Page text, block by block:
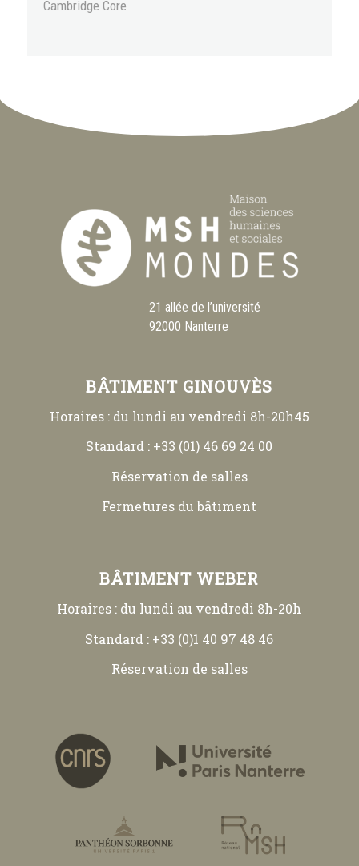
Cambridge Core
21 allée de l’université
92000 Nanterre
BÂTIMENT GINOUVÈS
Horaires : du lundi au vendredi 8h-20h45
Standard : +33 (01) 46 69 24 00
Réservation de salles
Fermetures du bâtiment
BÂTIMENT WEBER
Horaires : du lundi au vendredi 8h-20h
Standard : +33 (0)1 40 97 48 46
Réservation de salles